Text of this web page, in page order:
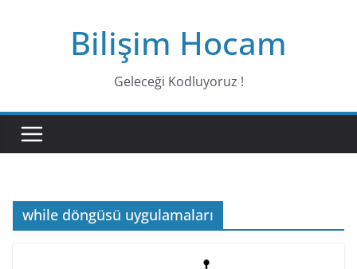
Bilişim Hocam
Geleceği Kodluyoruz !
while döngüsü uygulamaları